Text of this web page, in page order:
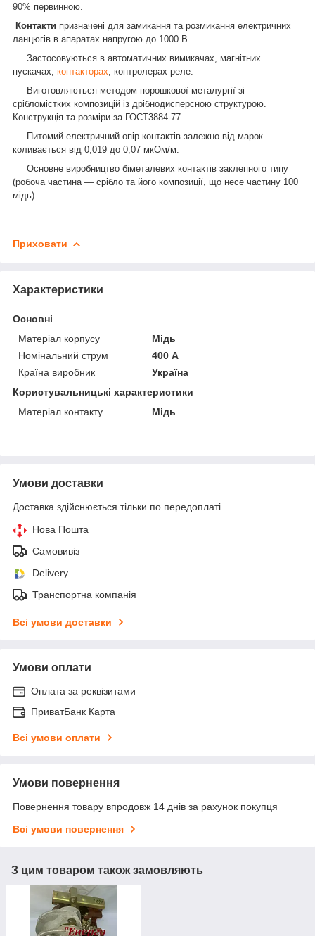
90% первинною.
Контакти призначені для замикання та розмикання електричних
ланцюгів в апаратах напругою до 1000 В.
Застосовуються в автоматичних вимикачах, магнітних
пускачах, контакторах , контролерах реле.
Виготовляються методом порошкової металургії зі
срібломістких композицій із дрібнодисперсною структурою.
Конструкція та розміри за ГОСТ3884-77.
Питомий електричний опір контактів залежно від марок
коливається від 0,019 до 0,07 мкОм/м.
Основне виробництво біметалевих контактів заклепного типу
(робоча частина — срібло та його композиції, що несе частину 100
мідь).
Приховати
Характеристики
Основні
Матеріал корпусу
Мідь
Номінальний струм
400 А
Країна виробник
Україна
Користувальницькі характеристики
Матеріал контакту
Мідь
Умови доставки
Доставка здійснюється тільки по передоплаті.
Нова Пошта
Самовивіз
Delivery
Транспортна компанія
Всі умови доставки
Умови оплати
Оплата за реквізитами
ПриватБанк Карта
Всі умови оплати
Умови повернення
Повернення товару впродовж 14 днів за рахунок покупця
Всі умови повернення
З цим товаром також замовляють